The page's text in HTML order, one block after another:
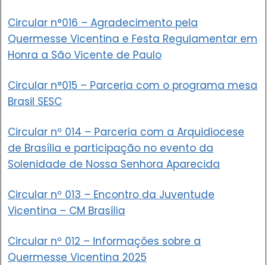
Circular n°016 – Agradecimento pela
Quermesse Vicentina e Festa Regulamentar em
Honra a São Vicente de Paulo
Circular n°015 – Parceria com o programa mesa
Brasil SESC
Circular nº 014 – Parceria com a Arquidiocese
de Brasília e participação no evento da
Solenidade de Nossa Senhora Aparecida
Circular nº 013 – Encontro da Juventude
Vicentina – CM Brasília
Circular nº 012 – Informações sobre a
Quermesse Vicentina 2025